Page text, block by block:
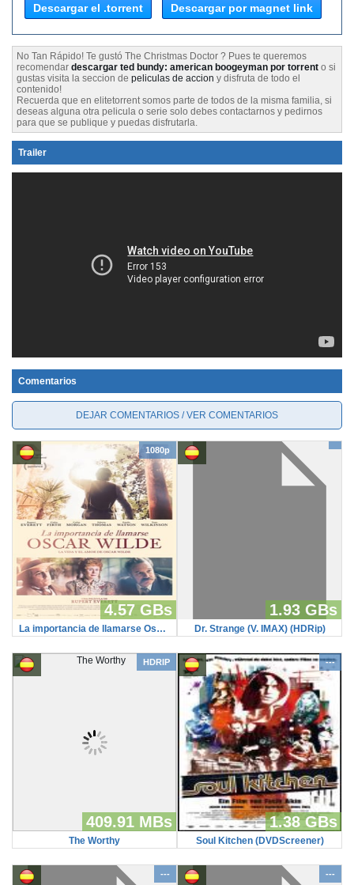
Descargar el .torrent Descargar por magnet link
No Tan Rápido! Te gustó The Christmas Doctor ? Pues te queremos
recomendar descargar ted bundy: american boogeyman por torrent o si
gustas visita la seccion de peliculas de accion y disfruta de todo el
contenido!
Recuerda que en elitetorrent somos parte de todos de la misma familia, si
deseas alguna otra pelicula o serie solo debes contactarnos y pedirnos
para que se publique y puedas disfrutarla.
Trailer
Comentarios
DEJAR COMENTARIOS / VER COMENTARIOS
1080p
4.57 GBs
La importancia de llamarse Oscar Wilde
1.93 GBs
Dr. Strange (V. IMAX) (HDRip)
HDRIP
409.91 MBs
The Worthy
---
1.38 GBs
Soul Kitchen (DVDScreener)
--- ---